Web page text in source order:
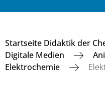
Startseite Didaktik der
Digitale Medien
Elektrochemie